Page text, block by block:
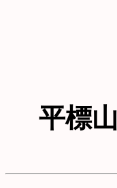
平標